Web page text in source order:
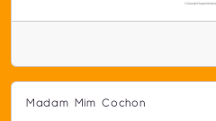
Madam Mim Cochon